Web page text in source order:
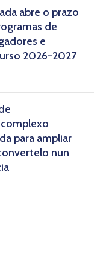
abre o prazo
de
e
2026-2027
para ampliar
nun